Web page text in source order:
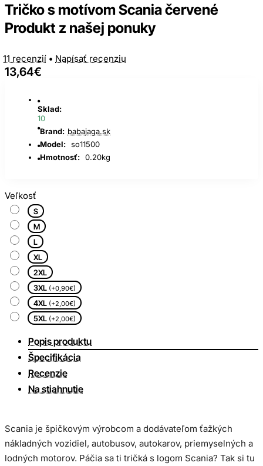
Tričko s motívom Scania červené
Produkt z našej ponuky
11 recenzií • Napísať recenziu
13,64€
Sklad:
10
Brand: babajaga.sk
Model: so11500
Hmotnosť: 0.20kg
Veľkosť
S
M
L
XL
2XL
3XL (+0,90€)
4XL (+2,00€)
5XL (+2,00€)
Popis produktu
Špecifikácia
Recenzie
Na stiahnutie
Scania je špičkovým výrobcom a dodávateľom ťažkých
nákladných vozidiel, autobusov, autokarov, priemyselných a
lodných motorov. Páčia sa ti tričká s logom Scania? Tak si tu